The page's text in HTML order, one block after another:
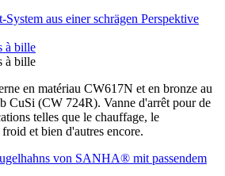
à bille
à bille
en matériau CW617N et en bronze au
CuSi (CW 724R). Vanne d'arrêt pour de
telles que le chauffage, le
et bien d'autres encore.